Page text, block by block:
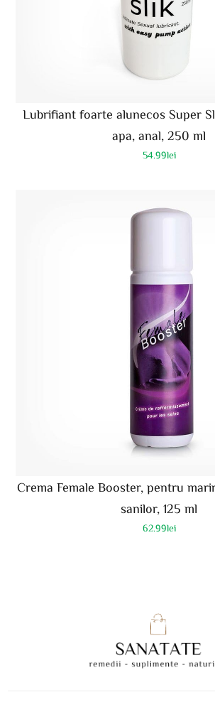
Lubrifiant foarte alunecos Super
apa, anal, 250 ml
54.99lei
Crema Female Booster, pentru
sanilor, 125 ml
62.99lei